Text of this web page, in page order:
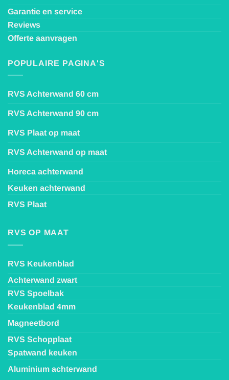
Garantie en service
Reviews
Offerte aanvragen
POPULAIRE PAGINA'S
RVS Achterwand 60 cm
RVS Achterwand 90 cm
RVS Plaat op maat
RVS Achterwand op maat
Horeca achterwand
Keuken achterwand
RVS Plaat
RVS OP MAAT
RVS Keukenblad
Achterwand zwart
RVS Spoelbak
Keukenblad 4mm
Magneetbord
RVS Schopplaat
Spatwand keuken
Aluminium achterwand